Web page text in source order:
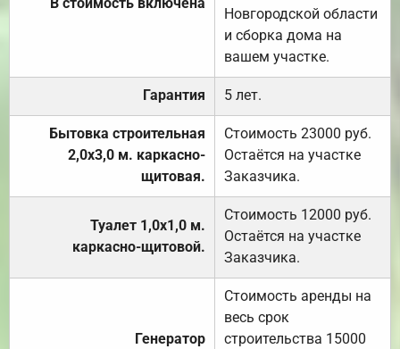
Новгородской области
и сборка дома на
вашем участке.
Гарантия 5 лет.
Бытовка строительная
2,0х3,0 м. каркасно-
щитовая.
Стоимость 23000 руб.
Остаётся на участке
Заказчика.
Туалет 1,0х1,0 м.
каркасно-щитовой.
Стоимость 12000 руб.
Остаётся на участке
Заказчика.
Генератор
Стоимость аренды на
весь срок
строительства 15000